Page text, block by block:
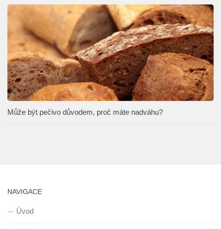
Může být pečivo důvodem, proč máte nadváhu?
NAVIGACE
Úvod